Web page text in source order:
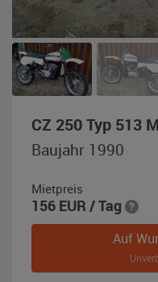
CZ 250 Typ 513
Baujahr 1990
Mietpreis
156 EUR / Tag
Auf